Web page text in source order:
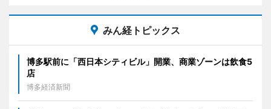
みん経トピックス
博多駅前に「西日本シティビル」開業、商業ゾーンは飲食5
店
博多経済新聞